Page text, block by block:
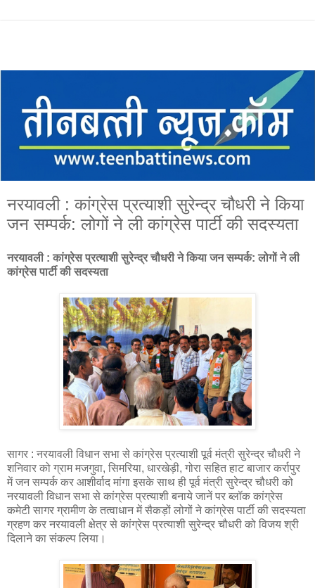
नरयावली : कांग्रेस प्रत्याशी सुरेन्द्र चौधरी ने किया
जन सम्पर्क: लोगों ने ली कांग्रेस पार्टी की सदस्यता
नरयावली : कांग्रेस प्रत्याशी सुरेन्द्र चौधरी ने किया जन सम्पर्क: लोगों ने ली
कांग्रेस पार्टी की सदस्यता
सागर : नरयावली विधान सभा से कांग्रेस प्रत्याशी पूर्व मंत्री सुरेन्द्र चौधरी ने
शनिवार को ग्राम मजगुवा, सिमरिया, धारखेड़ी, गोरा सहित हाट बाजार कर्रापुर
में जन सम्पर्क कर आशीर्वाद मांगा इसके साथ ही पूर्व मंत्री सुरेन्द्र चौधरी को
नरयावली विधान सभा से कांग्रेस प्रत्याशी बनाये जानें पर ब्लॉक कांग्रेस
कमेटी सागर ग्रामीण के तत्वाधान में सैकड़ों लोगों ने कांग्रेस पार्टी की सदस्यता
ग्रहण कर नरयावली क्षेत्र से कांग्रेस प्रत्याशी सुरेन्द्र चौधरी को विजय श्री
दिलाने का संकल्प लिया।